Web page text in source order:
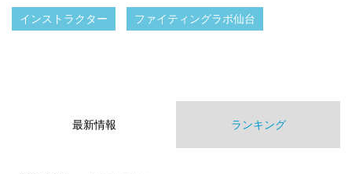
インストラクター ファイティングラボ仙台
最新情報 ランキング